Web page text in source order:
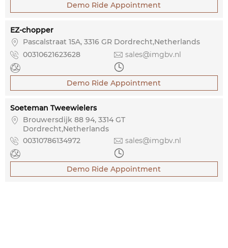
Demo Ride Appointment
EZ-chopper
 Pascalstraat 15A, 3316 GR Dordrecht,Netherlands
 00310621623628  sales@imgbv.nl
 
Demo Ride Appointment
Soeteman Tweewielers

Brouwersdijk 88 94, 3314 GT
Dordrecht,Netherlands
 00310786134972  sales@imgbv.nl
 
Demo Ride Appointment